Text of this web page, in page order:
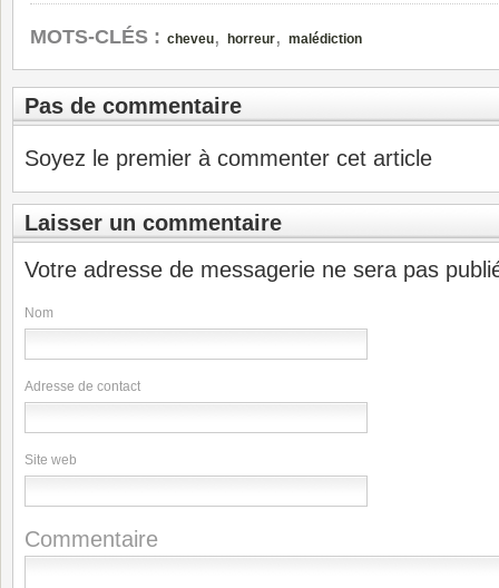
MOTS-CLÉS : cheveu, horreur, malédiction
Pas de commentaire
Soyez le premier à commenter cet article
Laisser un commentaire
Votre adresse de messagerie ne sera pas
Nom
Adresse de contact
Site web
Commentaire